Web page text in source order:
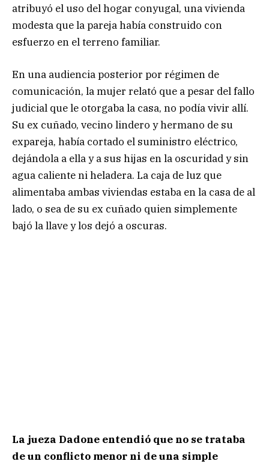
atribuyó el uso del hogar conyugal, una vivienda
modesta que la pareja había construido con
esfuerzo en el terreno familiar.
En una audiencia posterior por régimen de
comunicación, la mujer relató que a pesar del fallo
judicial que le otorgaba la casa, no podía vivir allí.
Su ex cuñado, vecino lindero y hermano de su
expareja, había cortado el suministro eléctrico,
dejándola a ella y a sus hijas en la oscuridad y sin
agua caliente ni heladera. La caja de luz que
alimentaba ambas viviendas estaba en la casa de al
lado, o sea de su ex cuñado quien simplemente
bajó la llave y los dejó a oscuras.
La jueza Dadone entendió que no se trataba
de un conflicto menor ni de una simple